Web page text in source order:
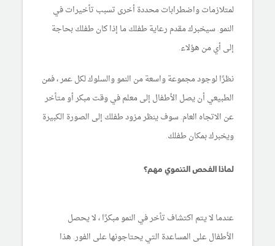
لمتلازمات واضطرابات محددة أخرى تسبب تأخيرات في
النمو. سيخبرك مقدم رعاية طفلك ما إذا كان طفلك بحاجة
إلى أي من هؤلاء.
نظرًا لوجود مجموعة واسعة من النمو والسلوك لكل عمر ، فمن
الطبيعي أن يصل الأطفال إلى معلم في وقت مبكر أو متأخر
عن الاتجاه العام. سوف ينظر مزود طفلك إلى الصورة الكبيرة
ويخبرك بمكان طفلك.
لماذا الفحص التنموي مهم؟
عندما لا يتم اكتشاف تأخر في النمو مبكرًا ، لا يحصل
الأطفال على المساعدة التي يحتاجونها على الفور. هذا